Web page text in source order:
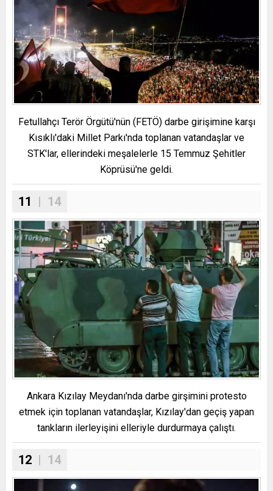
Fetullahçı Terör Örgütü'nün (FETÖ) darbe girişimine karşı
Kısıklı'daki Millet Parkı'nda toplanan vatandaşlar ve
STK'lar, ellerindeki meşalelerle 15 Temmuz Şehitler
Köprüsü'ne geldi.
11 | 14
Ankara Kızılay Meydanı'nda darbe girşimini protesto
etmek için toplanan vatandaşlar, Kızılay'dan geçiş yapan
tankların ilerleyişini elleriyle durdurmaya çalıştı.
12 | 14